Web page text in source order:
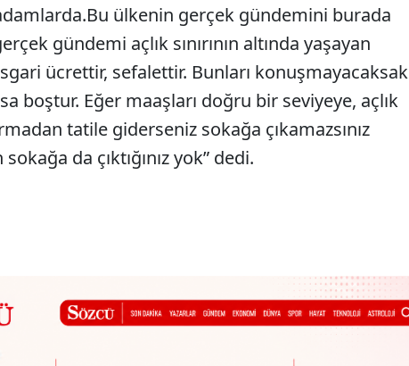
ülkenin gerçek gündemini burada
gündemi açlık sınırının altında yaşayan
ücrettir, sefalettir. Bunları konuşmayacaksak
boştur. Eğer maaşları doğru bir seviyeye, açlık
tatile giderseniz sokağa çıkamazsınız
da çıktığınız yok” dedi.